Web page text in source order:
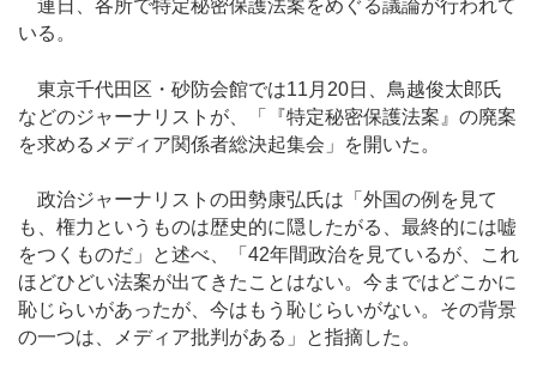
連日、各所で特定秘密保護法案をめぐる議論が行われて
いる。
東京千代田区・砂防会館では11月20日、鳥越俊太郎氏
などのジャーナリストが、「『特定秘密保護法案』の廃案
を求めるメディア関係者総決起集会」を開いた。
政治ジャーナリストの田勢康弘氏は「外国の例を見て
も、権力というものは歴史的に隠したがる、最終的には嘘
をつくものだ」と述べ、「42年間政治を見ているが、これ
ほどひどい法案が出てきたことはない。今まではどこかに
恥じらいがあったが、今はもう恥じらいがない。その背景
の一つは、メディア批判がある」と指摘した。